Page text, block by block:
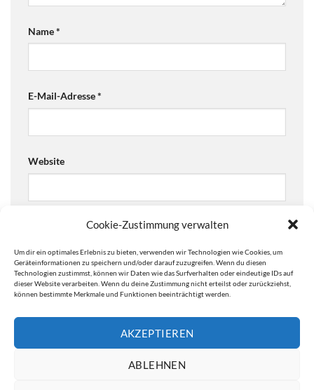
Cookie-Zustimmung verwalten
Um dir ein optimales Erlebnis zu bieten, verwenden wir Technologien wie Cookies, um
Geräteinformationen zu speichern und/oder darauf zuzugreifen. Wenn du diesen
Technologien zustimmst, können wir Daten wie das Surfverhalten oder eindeutige IDs auf
dieser Website verarbeiten. Wenn du deine Zustimmung nicht erteilst oder zurückziehst,
können bestimmte Merkmale und Funktionen beeinträchtigt werden.
AKZEPTIEREN
ABLEHNEN
Name*
E-Mail-Adresse*
Website
Ja, füge mich zu der Mailingliste hinzu!
Are you human? Please solve: